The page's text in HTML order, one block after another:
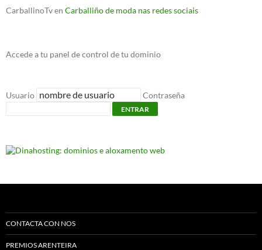
CarballinoTven Carballiño de moda nas redes sociais
Accede a tu panel de control de tu dominio
Usuario Contraseña
ENTRAR
CONTACTA CON NOS
PREMIOS ARENTEIRA